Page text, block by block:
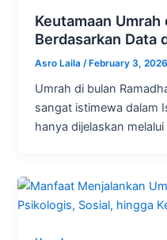
Keutamaan Umrah
Berdasarkan Data
Asro Laila /February 3, 2026
Umrah di bulan
sangat istimewa dalam
hanya dijelaskan